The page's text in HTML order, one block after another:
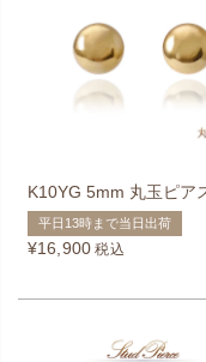
K10YG 5mm 丸玉ピア
平日13時まで当日出荷
¥16,900 税込